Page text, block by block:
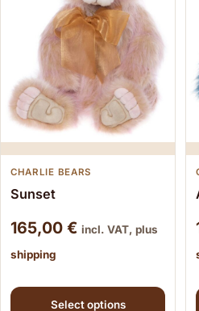
CHARLIE BEARS
Sunset
165,00 € incl. VAT, plus
shipping
Select options
This product has multiple